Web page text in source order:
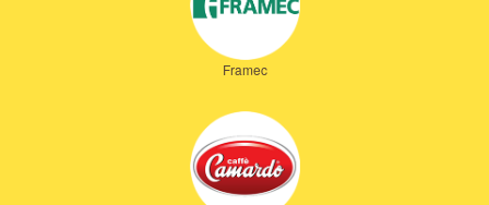
Framec